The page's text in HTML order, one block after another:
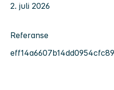
2. juli 2026
Referanse